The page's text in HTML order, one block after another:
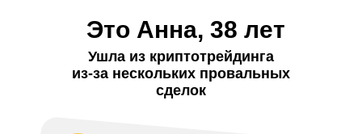
Это Анна, 38 лет
Ушла из криптотрейдинга
из-за нескольких провальных
сделок